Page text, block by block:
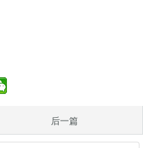
后一篇